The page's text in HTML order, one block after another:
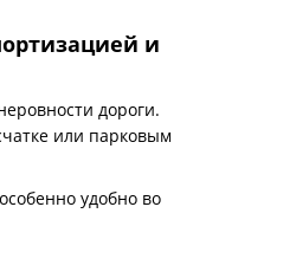
и
дороги.
или парковым
удобно во